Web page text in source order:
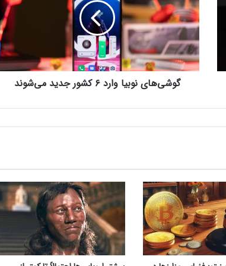
کم‌درآمد ارائه می‌شود
چگونه باکس جست و جو در اکسل بسازیم؟
بزرگ‌ترین دریاچه آب گرم زیرزمینی جهان در
ترامپ: کارخانه‌های اینتل باید آمریکایی
آینده همکاری با TSMC در هاله‌ای از ابهام
هلدینگ راد از جدیدترین محصول خود
رونمایی کرد
ی‌
ه
ی
ن
و
ا
۶
ک
ش
و
ر
ج
د
ی
گوشی‌های نوبیا وارد ۶ کشور جدید می‌شوند